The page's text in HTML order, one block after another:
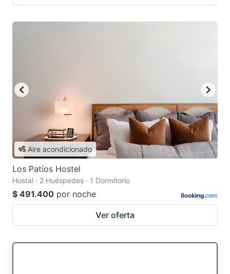
Aire acondicionado
Los Patios Hostel
Hostal · 2 Huéspedes · 1 Dormitorio
$ 491.400 por noche
Ver oferta